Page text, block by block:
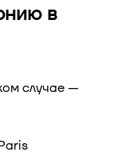
в
случае —